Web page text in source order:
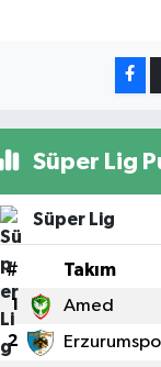
Süper Lig
Süper Lig
# Takım
1 Amed
2